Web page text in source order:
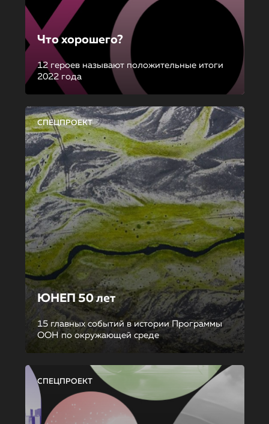
Что хорошего?
12 героев называют положительные итоги
2022 года
СПЕЦПРОЕКТ
ЮНЕП 50 лет
15 главных событий в истории Программы
ООН по окружающей среде
СПЕЦПРОЕКТ